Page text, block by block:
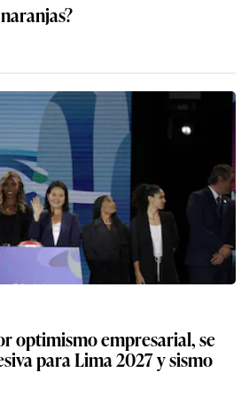
optimismo empresarial, se
para Lima 2027 y sismo